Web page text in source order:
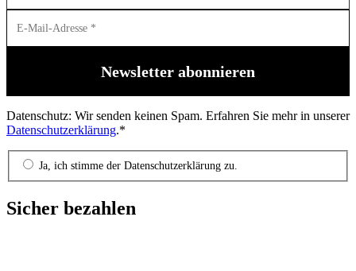
Datenschutz: Wir senden keinen Spam. Erfahren Sie mehr in unserer
Datenschutzerklärung.*
Ja, ich stimme der Datenschutzerklärung zu.
Sicher bezahlen